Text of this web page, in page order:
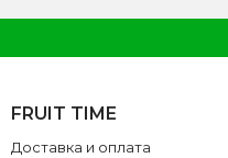
FRUIT TIME
Доставка и оплата